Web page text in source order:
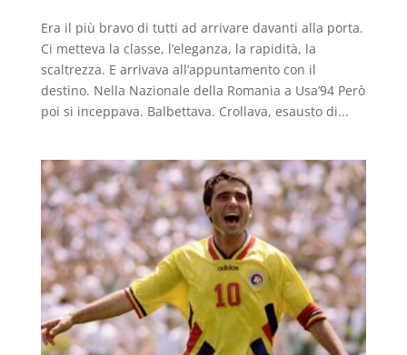
Era il più bravo di tutti ad arrivare davanti alla porta.
Ci metteva la classe, l’eleganza, la rapidità, la
scaltrezza. E arrivava all’appuntamento con il
destino. Nella Nazionale della Romania a Usa’94 Però
poi si inceppava. Balbettava. Crollava, esausto di...